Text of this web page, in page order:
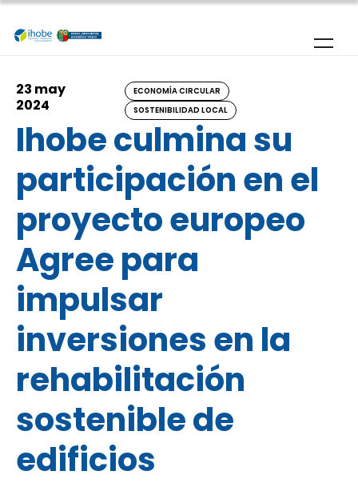
Pasar al contenido principal
23 may
2024
ECONOMÍA CIRCULAR
SOSTENIBILIDAD LOCAL
Ihobe culmina su
participación en el
proyecto europeo
Agree para
impulsar
inversiones en la
rehabilitación
sostenible de
edificios